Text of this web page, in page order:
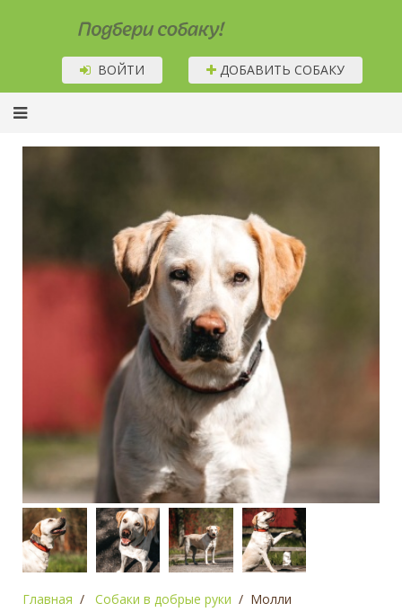
Подбери собаку!
ВОЙТИ ДОБАВИТЬ СОБАКУ
Главная Собаки в добрые руки Молли